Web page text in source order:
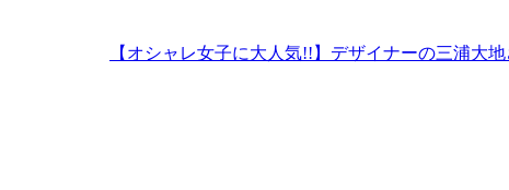
【オシャレ女子に大人気!!】デザイナーの三浦大